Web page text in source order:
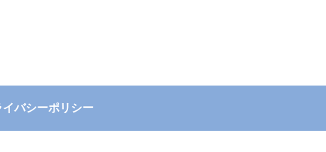
イバシーポリシー